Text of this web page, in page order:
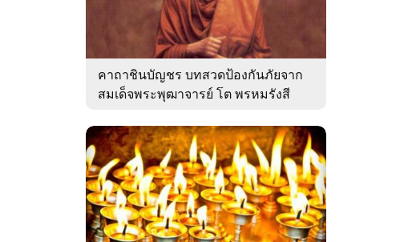
คาถาชินบัญชร บทสวดป้องกันภัยจาก
สมเด็จพระพุฒาจารย์ โต พรหมรังสี